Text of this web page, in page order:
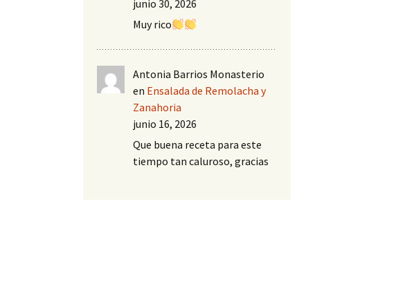
junio 30, 2026
Muy rico
Antonia Barrios Monasterio
en Ensalada de Remolacha y
Zanahoria
junio 16, 2026
Que buena receta para este
tiempo tan caluroso, gracias